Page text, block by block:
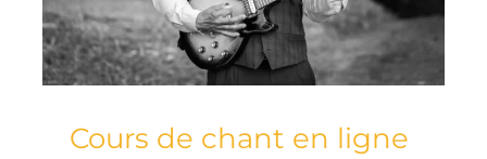
Cours de chant en ligne